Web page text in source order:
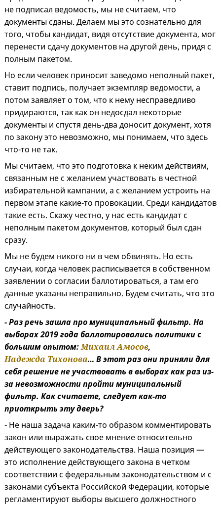
не подписал ведомость, мы не считаем, что
документы сданы. Делаем мы это сознательно для
того, чтобы кандидат, видя отсутствие документа, мог
перенести сдачу документов на другой день, придя с
полным пакетом.
Но если человек приносит заведомо неполный пакет,
ставит подпись, получает экземпляр ведомости, а
потом заявляет о том, что к нему несправедливо
придираются, так как он недосдал некоторые
документы и спустя день-два доносит документ, хотя
по закону это невозможно, мы понимаем, что здесь
что-то не так.
Мы считаем, что это подготовка к неким действиям,
связанным не с желанием участвовать в честной
избирательной кампании, а с желанием устроить на
первом этапе какие-то провокации. Среди кандидатов
такие есть. Скажу честно, у нас есть кандидат с
неполным пакетом документов, который был сдан
сразу.
Мы не будем никого ни в чем обвинять. Но есть
случаи, когда человек расписывается в собственном
заявлении о согласии баллотироваться, а там его
данные указаны неправильно. Будем считать, что это
случайность.
- Раз речь зашла про муниципальный фильтр. На
выборах 2019 года баллотировались политики с
большим опытом:Михаил Амосов,
Надежда Тихонова… В этот раз они приняли для
себя решение не участвовать в выборах как раз из-
за невозможности пройти муниципальный
фильтр. Как считаете, следует как-то
приоткрыть эту дверь?
- Не наша задача каким-то образом комментировать
закон или выражать свое мнение относительно
действующего законодательства. Наша позиция —
это исполнение действующего закона в четком
соответствии с федеральным законодательством и с
законами субъекта Российской Федерации, которые
регламентируют выборы высшего должностного